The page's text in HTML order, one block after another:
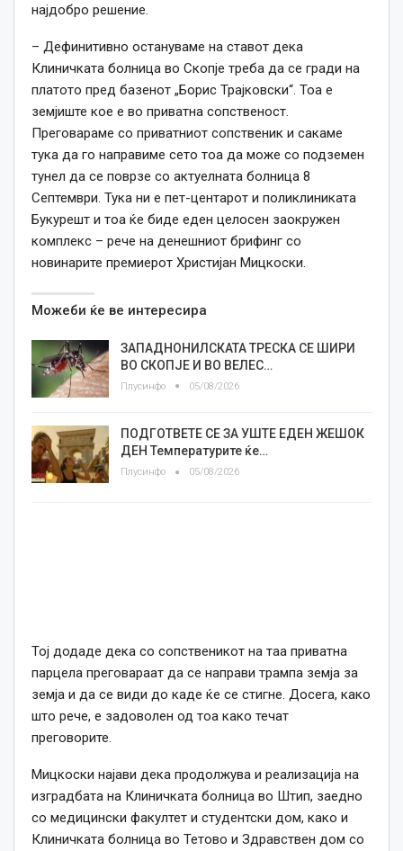
најдобро решение.
– Дефинитивно остануваме на ставот дека
Клиничката болница во Скопје треба да се гради на
платото пред базенот „Борис Трајковски“. Тоа е
земјиште кое е во приватна сопственост.
Преговараме со приватниот сопственик и сакаме
тука да го направиме сето тоа да може со подземен
тунел да се поврзе со актуелната болница 8
Септември. Тука ни е пет-центарот и поликлиниката
Букурешт и тоа ќе биде еден целосен заокружен
комплекс – рече на денешниот брифинг со
новинарите премиерот Христијан Мицкоски.
Можеби ќе ве интересира
ЗАПАДНОНИЛСКАТА ТРЕСКА СЕ ШИРИ
ВО СКОПЈЕ И ВО ВЕЛЕС…
Плусинфо 05/08/2026
ПОДГОТВЕТЕ СЕ ЗА УШТЕ ЕДЕН ЖЕШОК
ДЕН Температурите ќе…
Плусинфо 05/08/2026
Тој додаде дека со сопственикот на таа приватна
парцела преговараат да се направи трампа земја за
земја и да се види до каде ќе се стигне. Досега, како
што рече, е задоволен од тоа како течат
преговорите.
Мицкоски најави дека продолжува и реализација на
изградбата на Клиничката болница во Штип, заедно
со медицински факултет и студентски дом, како и
Клиничката болница во Тетово и Здравствен дом со